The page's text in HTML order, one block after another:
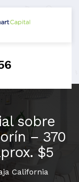
sobre
– 370
$5
California